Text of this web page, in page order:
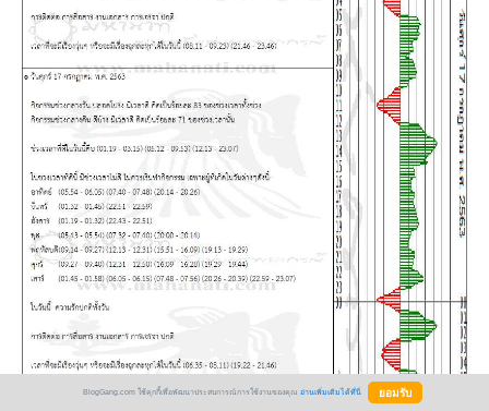
BlogGang.com ใช้คุกกี้เพื่อพัฒนาประสบการณ์การใช้งานของคุณ อ่านเพิ่มเติมได้ที่นี่